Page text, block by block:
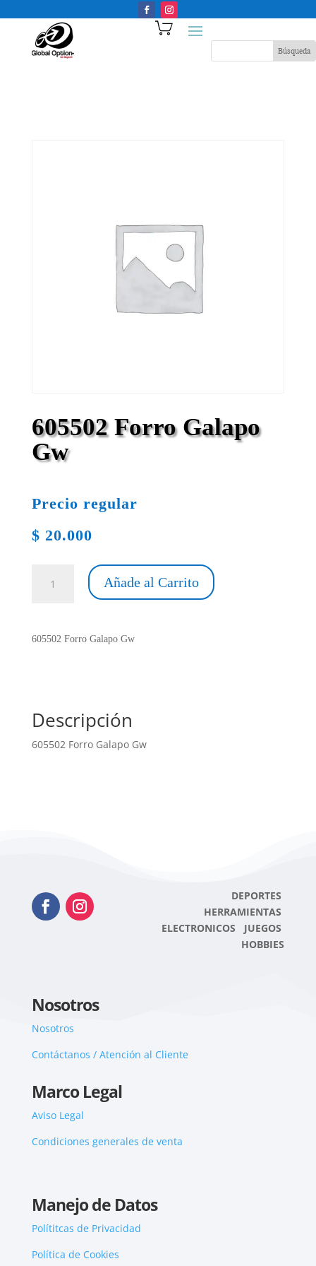
605502 Forro Galapo
Gw
Precio regular
$ 20.000
Forro
cantidad
Añade al Carrito
605502 Forro Galapo Gw
Descripción
605502 Forro Galapo Gw
DEPORTES
HERRAMIENTAS
ELECTRONICOS JUEGOS
HOBBIES
Nosotros
Nosotros
Contáctanos / Atención al Cliente
Marco Legal
Aviso Legal
Condiciones generales de venta
Manejo de Datos
Polítitcas de Privacidad
Política de Cookies